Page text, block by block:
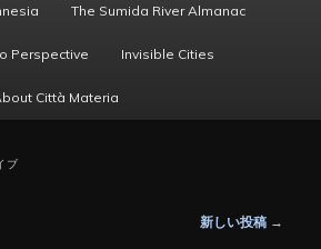
The Sumida River Almanac
Perspective Invisible Cities
Città Materia
ブ
新しい投稿 →